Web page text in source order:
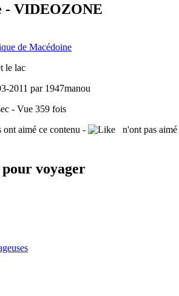
- VIDEOZONE
de Macédoine
le lac
2011 par 1947manou
- Vue 359 fois
ont aimé ce contenu -
n'ont pas aimé
voyager